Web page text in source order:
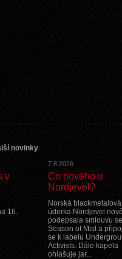
novinky
v
16.
7.8.2026
Co nového u
Nordjevel?
Norská blackmetalová
úderka Nordjevel nově
podepsala smlouvu se
Season of Mist a
se k labelu
Activists. Dále kapela
ohlašuje jar...